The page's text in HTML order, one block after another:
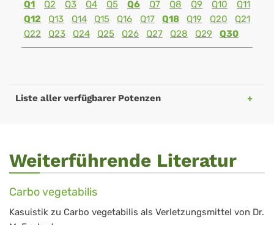
Q1 Q2 Q3 Q4 Q5 Q6 Q7 Q8 Q9 Q10
Q11
Q12
Q13 Q14 Q15 Q16 Q17 Q18 Q19 Q20
Q21
Q22
Q23 Q24 Q25 Q26 Q27 Q28 Q29 Q30
Liste aller verfügbarer Potenzen
Weiterführende Literatur
Carbo vegetabilis
Kasuistik zu Carbo vegetabilis als Verletzungsmittel von Dr.